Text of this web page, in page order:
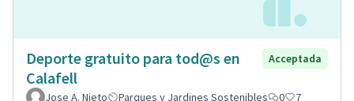
Deporte gratuito para tod@s en
Calafell
Acceptada
Jose A. Nieto Parques y Jardines Sostenibles 0 7